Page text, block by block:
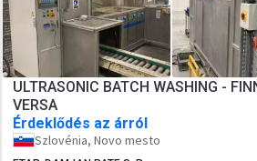
ULTRASONIC BATCH WASHING -
VERSA
Érdeklődés az árról
Szlovénia, Novo mesto